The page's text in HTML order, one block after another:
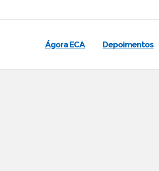
Ágora ECA Depoimentos